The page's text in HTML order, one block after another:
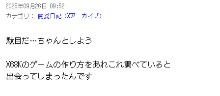
2025年09月26日 09:52
カテゴリ：
開発日記（Xアーカイブ）
駄目だ…ちゃんとしよう
X68Kのゲームの作り方をあれこれ調べていると
出会ってしまったんです